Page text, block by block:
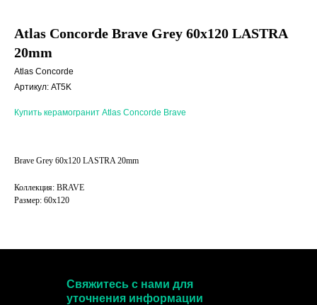
Atlas Concorde Brave Grey 60x120 LASTRA
20mm
Atlas Concorde
Артикул: AT5K
Купить керамогранит Atlas Concorde Brave
Brave Grey 60x120 LASTRA 20mm
Коллекция: BRAVE
Размер: 60х120
Свяжитесь с нами для
уточнения информации